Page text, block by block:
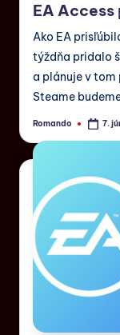
EA
Ako EA
týždňa pridalo
a plánuje v tom
Steame
Romando 7.